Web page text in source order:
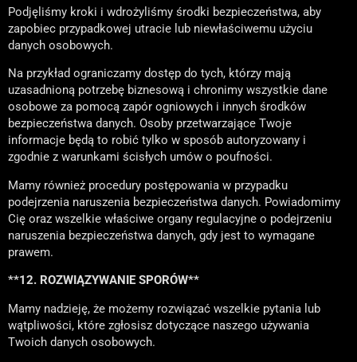
Podjęliśmy kroki i wdrożyliśmy środki bezpieczeństwa, aby
zapobiec przypadkowej utracie lub niewłaściwemu użyciu
danych osobowych.
Na przykład ograniczamy dostęp do tych, którzy mają
uzasadnioną potrzebę biznesową i chronimy wszystkie dane
osobowe za pomocą zapór ogniowych i innych środków
bezpieczeństwa danych. Osoby przetwarzające Twoje
informacje będą to robić tylko w sposób autoryzowany i
zgodnie z warunkami ścisłych umów o poufności.
Mamy również procedury postępowania w przypadku
podejrzenia naruszenia bezpieczeństwa danych. Powiadomimy
Cię oraz wszelkie właściwe organy regulacyjne o podejrzeniu
naruszenia bezpieczeństwa danych, gdy jest to wymagane
prawem.
**12. ROZWIĄZYWANIE SPORÓW**
Mamy nadzieję, że możemy rozwiązać wszelkie pytania lub
wątpliwości, które zgłosisz dotyczące naszego używania
Twoich danych osobowych.